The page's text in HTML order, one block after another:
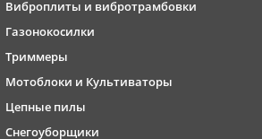
Виброплиты и вибротрамбовки
Газонокосилки
Триммеры
Мотоблоки и Культиваторы
Цепные пилы
Снегоуборщики